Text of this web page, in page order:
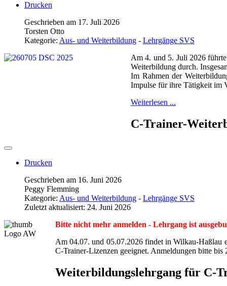
Drucken
Geschrieben am 17. Juli 2026
Torsten Otto
Kategorie: Aus- und Weiterbildung - Lehrgänge SVS
Am 4. und 5. Juli 2026
Weiterbildung durch.
Im Rahmen der
Impulse für ihre Tätigkeit im
Weiterlesen ...
C-Trainer-
Drucken
Geschrieben am 16. Juni 2026
Peggy Flemming
Kategorie: Aus- und Weiterbildung - Lehrgänge SVS
Zuletzt aktualisiert: 24. Juni 2026
Bitte nicht mehr anmelden - Lehrgang ist
Am 04.07. und 05.07.2026 findet in Wilkau-Haßlau
C-Trainer-Lizenzen geeignet. Anmeldungen bitte bis
Weiterbildungslehrgang für C-